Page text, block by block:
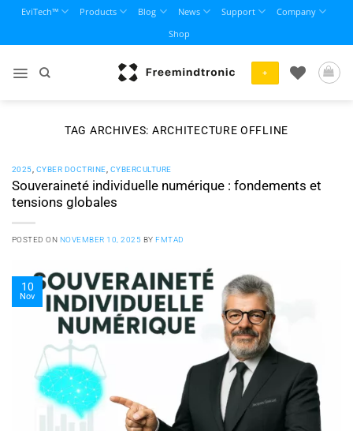
content
EviTech™ Products Blog News Support
Company
Shop
+
TAG ARCHIVES: ARCHITECTURE OFFLINE
2025 CYBER DOCTRINE CYBERCULTURE
Souveraineté individuelle numérique : fondements et
tensions globales
POSTED ON NOVEMBER 10, 2025 BYFMTAD
10
Nov